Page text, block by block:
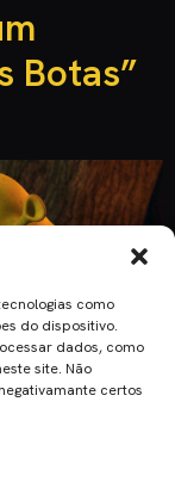
como
do dispositivo.
dados, como
site. Não
certos
Botas”